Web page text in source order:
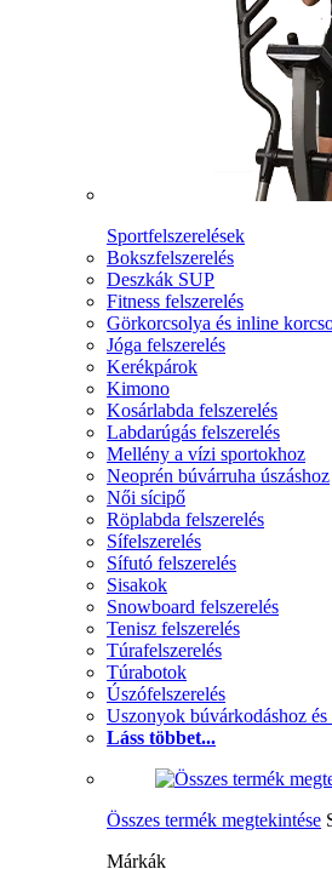
Sportfelszerelések
Bokszfelszerelés
Deszkák SUP
Fitness felszerelés
Görkorcsolya és inline
Jóga felszerelés
Kerékpárok
Kimono
Kosárlabda felszerelés
Labdarúgás felszerelés
Mellény a vízi sportokhoz
Neoprén búvárruha úszáshoz
Női sícipő
Röplabda felszerelés
Sífelszerelés
Sífutó felszerelés
Sisakok
Snowboard felszerelés
Tenisz felszerelés
Túrafelszerelés
Túrabotok
Úszófelszerelés
Uszonyok búvárkodáshoz
Láss többet...
Összes termék megtekintése
Márkák